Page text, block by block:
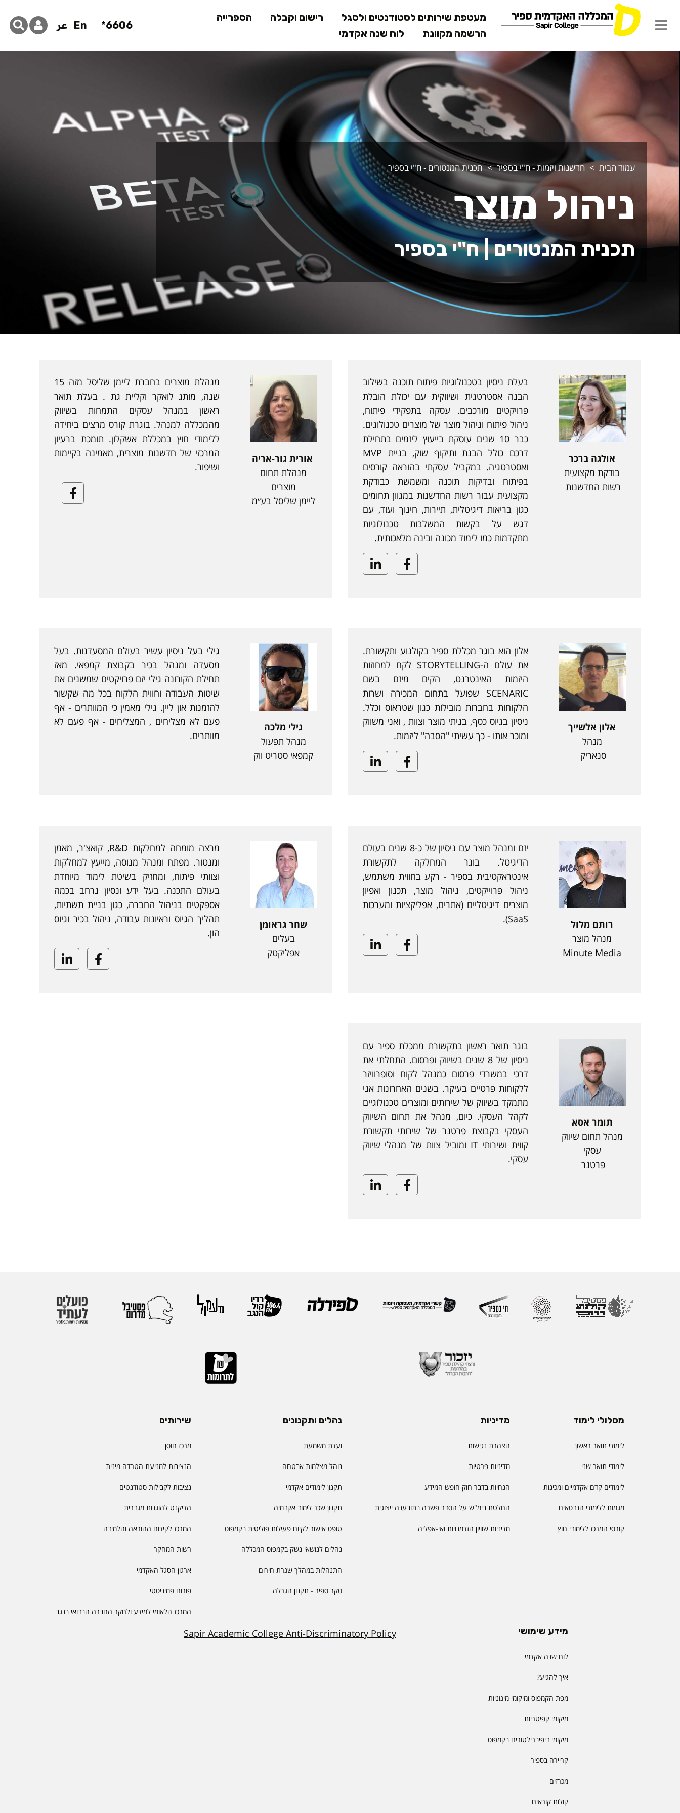
לתוכן
המרכזי
מעטפת שירותים לסטודנטים ולסגל רישום וקבלה
הספרייה
הרשמה מקוונת
לוח שנה אקדמי
6606*
En عر
ניהול מוצר - תכנית המנטורים
עמוד הבית חדשנות ויזמות - ח"י בספיר תכנית המנטורים - ח"י בספיר
ניהול מוצר
תכנית המנטורים | ח"י בספיר
אולגה ברכר
בודקת מקצועית
רשות החדשנות
בעלת ניסיון בטכנולוגיות פיתוח תוכנה בשילוב
הבנה אסטרטגית ושיווקית עם יכולת הובלת
פרויקטים מורכבים. עסקה בתפקידי פיתוח,
ניהול פיתוח וניהול מוצר של מוצרים טכנולוגים.
כבר 10 שנים עוסקת בייעוץ ליזמים בתחילת
דרכם כולל הבנת ותיקוף שוק, בניית MVP
ואסטרטגיה. במקביל עסקתי בהוראה קורסים
בפיתוח ובדיקות תוכנה ומשמשת כבודקת
מקצועית עבור רשות החדשנות במגוון תחומים
כגון בריאות דיגיטלית, תיירות, חינוך ועוד, עם
דגש על בקשות המשלבות טכנולוגיות
מתקדמות כמו לימוד מכונה ובינה מלאכותית.
LinkedinFacebook
אורית גור-אריה
מנהלת תחום
מוצרים
ליימן שליסל בע״מ
מנהלת מוצרים בחברת ליימן שליסל מזה 15
שנה, מותג לואקר וקליית גת . בעלת תואר
ראשון במנהל עסקים התמחות בשיווק
מהמכללה למנהל. בוגרת קורס מרצים ביחידה
ללימודי חוץ במכללת אשקלון. תומכת ברעיון
המרכזי של חדשנות מוצרית, מאמינה בקיימות
ושיפור.
Facebook
אלון אלשייך
מנהל
סנאריק
אלון הוא בוגר מכללת ספיר בקולנוע ותקשורת.
את עולם ה-STORYTELLING לקח למחוזות
היזמות האינטרנט, הקים מיזם בשם
SCENARIC שפועל בתחום המכירה ושרות
הלקוחות בחברות מובילות כגון שטראוס וכלל.
ניסיון בגיוס כסף, בניתי מוצר וצוות , ואני משווק
ומוכר אותו - כך עשיתי "הסבה" ליזמות.
LinkedinFacebook
גילי מלכה
מנהל תפעול
קמפאי סטריט ווק
גילי בעל ניסיון עשיר בעולם המסעדנות. בעל
מסעדה ומנהל בכיר בקבוצת קמפאי. מאז
תחילת הקורונה גילי יזם פרויקטים שמשנים את
שיטות העבודה וחווית הלקוח בכל מה שקשור
להזמנות און ליין. גילי מאמין כי המוותרים - אף
פעם לא מצליחים , המצליחים - אף פעם לא
מוותרים.
רותם מלול
מנהל מוצר
Minute Media
יזם ומנהל מוצר עם ניסיון של כ-8 שנים בעולם
הדיגיטל. בוגר המחלקה לתקשורת
אינטראקטיבית בספיר - רקע בחווית משתמש,
ניהול פרוייקטים, ניהול מוצר, תכנון ואפיון
מוצרים דיגיטליים (אתרים, אפליקציות ומערכות
SaaS).
LinkedinFacebook
שחר גראומן
בעלים
אפליקטק
מרצה מומחה למחלקות R&D, קואצ'ר, מאמן
ומנטור. מפתח ומנהל מנוסה, מייעץ למחלקות
וצוותי פיתוח, ומחזיק בשיטת לימוד מיוחדת
בעולם התכנה. בעל ידע ונסיון נרחב בכמה
אספקטים בניהול החברה, כגון בניית תשתיות,
תהליך הגיוס וראיונות עבודה, ניהול בכיר וגיוס
הון.
LinkedinFacebook
תומר אסא
מנהל תחום שיווק
עסקי
פרטנר
בוגר תואר ראשון בתקשורת ממכלת ספיר עם
ניסיון של 8 שנים בשיווק ופרסום. התחלתי את
דרכי במשרדי פרסום כמנהל לקוח וסופרוויזר
ללקוחות פרטיים בעיקר. בשנים האחרונות אני
מתמקד בשיווק של שירותים ומוצרים טכנולוגיים
לקהל העסקי. כיום, מנהל את תחום השיווק
העסקי בקבוצת פרטנר של שירותי תקשורת
קווית ושירותי IT ומוביל צוות של מנהלי שיווק
עסקי.
LinkedinFacebook
מסלולי לימוד
לימודי תואר ראשון
לימודי תואר שני
לימודים קדם אקדמיים ומכינות
מגמות ללימודי הנדסאים
קורסי המרכז ללימודי חוץ
מדיניות
הצהרת נגישות
מדיניות פרטיות
הנחיות בדבר חוק חופש המידע
החלטת בימ"ש על הסדר פשרה בתובענה ייצוגית
מדיניות שוויון הזדמנויות ואי-אפליה
נהלים ותקנונים
ועדת משמעת
נוהל מצלמות אבטחה
תקנון לימודים אקדמי
תקנון שכר לימוד אקדמיה
טופס אישור לקיום פעילות פוליטית בקמפוס
נהלים לנושאי נשק בקמפוס המכללה
התנהלות במהלך שגרת חירום
סקר ספיר - תקנון הגרלה
שירותים
מרכז חוסן
הנציבות למניעת הטרדה מינית
נציבות לקבילות סטודנטים
הדיקנט להוגנות מגדרית
המרכז לקידום ההוראה והלמידה
רשות המחקר
ארגון הסגל האקדמי
פורום פמיניסטי
המרכז הלאומי למידע ולחקר החברה הבדואי בנגב
מידע שימושי
לוח שנה אקדמי
איך להגיע?
מפת הקמפוס ומיקומי מיגוניות
מיקומי קפיטריות
מיקומי דיפיברילטורים בקמפוס
קריירה בספיר
מכרזים
קולות קוראים
Sapir Academic College Anti-Discriminatory Policy